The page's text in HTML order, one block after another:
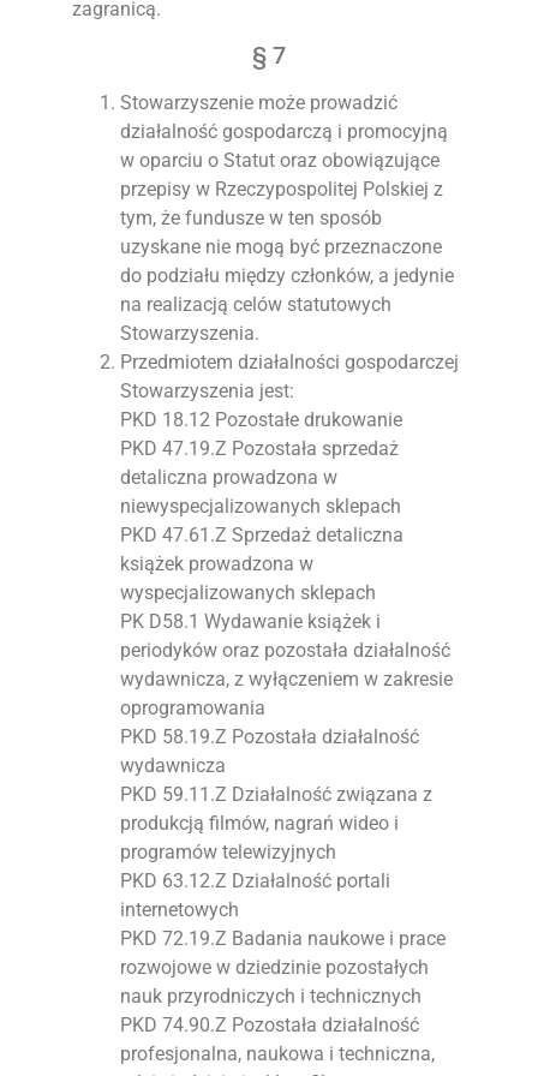
zagranicą.
§ 7
Stowarzyszenie może prowadzić
działalność gospodarczą i promocyjną
w oparciu o Statut oraz obowiązujące
przepisy w Rzeczypospolitej Polskiej z
tym, że fundusze w ten sposób
uzyskane nie mogą być przeznaczone
do podziału między członków, a jedynie
na realizacją celów statutowych
Stowarzyszenia.
Przedmiotem działalności gospodarczej
Stowarzyszenia jest:
PKD 18.12 Pozostałe drukowanie
PKD 47.19.Z Pozostała sprzedaż
detaliczna prowadzona w
niewyspecjalizowanych sklepach
PKD 47.61.Z Sprzedaż detaliczna
książek prowadzona w
wyspecjalizowanych sklepach
PK D58.1 Wydawanie książek i
periodyków oraz pozostała działalność
wydawnicza, z wyłączeniem w zakresie
oprogramowania
PKD 58.19.Z Pozostała działalność
wydawnicza
PKD 59.11.Z Działalność związana z
produkcją filmów, nagrań wideo i
programów telewizyjnych
PKD 63.12.Z Działalność portali
internetowych
PKD 72.19.Z Badania naukowe i prace
rozwojowe w dziedzinie pozostałych
nauk przyrodniczych i technicznych
PKD 74.90.Z Pozostała działalność
profesjonalna, naukowa i techniczna,